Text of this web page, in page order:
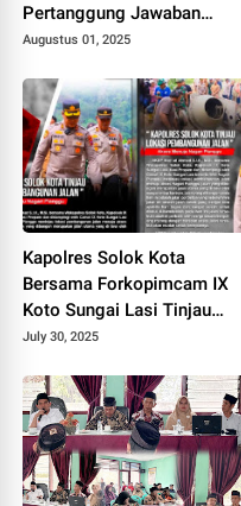
Pertanggung Jawaban
Pelaksanaan APBD Kota
Augustus 01, 2025
Kapolres Solok Kota
Bersama Forkopimcam IX
Koto Sungai Lasi Tinjau
Pembangunan Jalan Menuju
July 30, 2025